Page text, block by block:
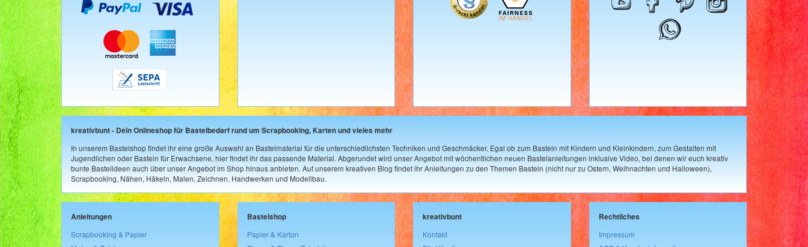
kreativbunt - Dein Onlineshop für Bastelbedarf rund um Scrapbooking, Karten und vieles mehr
In unserem Bastelshop findet ihr eine große Auswahl an Bastelmaterial für die unterschiedlichsten Techniken und Geschmäcker. Egal ob zum Basteln mit Kindern und Kleinkindern, zum Gestalten mit
Jugendlichen oder Basteln für Erwachsene, hier findet ihr das passende Material. Abgerundet wird unser Angebot mit wöchentlichen neuen Bastelanleitungen inklusive Video, bei denen wir euch kreativ
bunte Bastelideen auch über unser Angebot im Shop hinaus anbieten. Auf unserem kreativen Blog findet ihr Anleitungen zu den Themen Basteln (nicht nur zu Ostern, Weihnachten und Halloween),
Scrapbooking, Nähen, Häkeln, Malen, Zeichnen, Handwerken und Modellbau.
Anleitungen
Scrapbooking & Papier
Bastelshop
Papier & Karton
kreativbunt
Kontakt
Rechtliches
Impressum